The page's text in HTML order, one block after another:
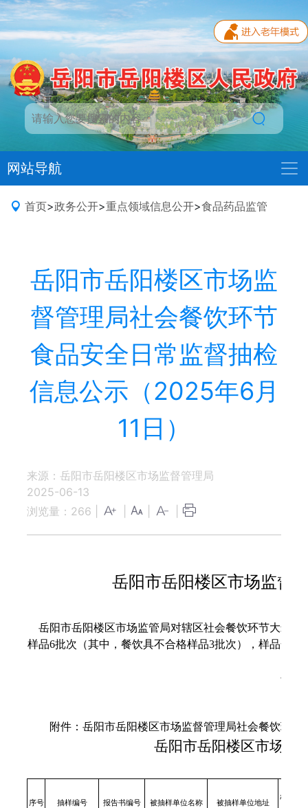
网站导航
首页>政务公开>重点领域信息公开>食品药品监管
岳阳市岳阳楼区市场监
督管理局社会餐饮环节
食品安全日常监督抽检
信息公示（2025年6月
11日）
来源：岳阳市岳阳楼区市场监督管理局
2025-06-13
浏览量： 266
岳阳市岳阳楼区市场监督
岳阳市岳阳楼区市场监管局对辖区社会餐饮环节大米
样品6批次（其中，餐饮具不合格样品3批次），样品合格
岳阳
附件：岳阳市岳阳楼区市场监督管理局社会餐饮环节
岳阳市岳阳楼区市场监
序号 抽样编号 报告书编号 被抽样单位名称 被抽样单位地址
标称生